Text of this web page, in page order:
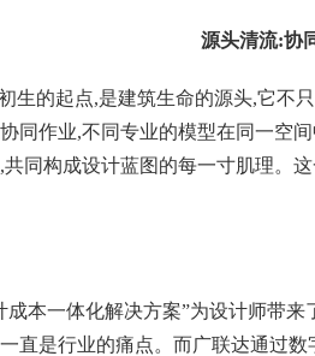
源头清流:协
生的起点,是建筑生命的源头,它不
同作业,不同专业的模型在同一空
同构成设计蓝图的每一寸肌理。
成本一体化解决方案”为设计师带
直是行业的痛点。而广联达通过